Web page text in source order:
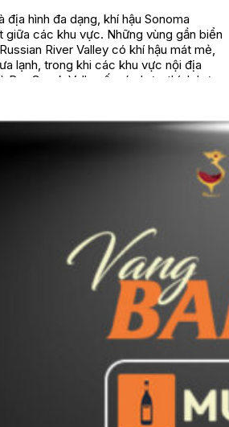
địa hình đa dạng, khí hậu Sonoma
các khu vực. Những vùng gần biển
River Valley có khí hậu mát mẻ,
lạnh, trong khi các khu vực nội địa
Dry Creek Valley ấm áp hơn, thích hợp
nhiệt để phát triển.